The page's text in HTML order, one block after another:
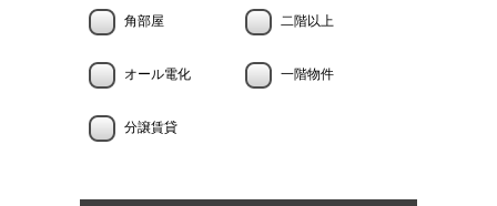
角部屋 二階以上
オール電化 一階物件
分譲賃貸